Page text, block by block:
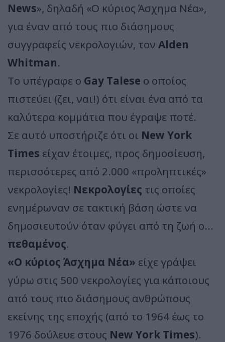
News», δηλαδή «Ο κύριος Άσχημα Νέα»,
για έναν από τους πιο διάσημους
συγγραφείς νεκρολογιών, τον Alden
Whitman.
Το υπέγραφε ο Gay Talese ο οποίος
πιστεύει (ζει, ναι!) ότι είναι ένα από τα
καλύτερα κομμάτια που έγραψε ποτέ.
Σε αυτό υποστήριζε ότι οι New York
Times είχαν έτοιμες, προς δημοσίευση,
περισσότερες από 2.000 «προληπτικές»
νεκρολογίες! Νεκρολογίες τις οποίες
ενημέρωναν σε τακτική βάση ώστε να
δημοσιευτούν όταν φύγει από τη ζωή ο...
πεθαμένος.
«Ο κύριος Άσχημα Νέα» είχε γράψει
γύρω στις 500 νεκρολογίες για κάποιους
από τους πιο διάσημους ανθρώπους
εκείνης της εποχής (από το 1964 έως το
1976 δούλευε στους New York Times).